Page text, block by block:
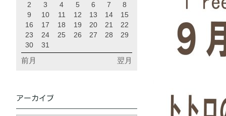
2
3 4 5 6 7
8
9
10 11 12 13 14
15
16
17 18 19 20 21
22
23
24 25 26 27 28
29
30
31
前月 翌月
アーカイブ